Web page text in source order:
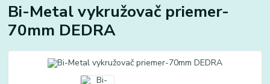
Bi-Metal vykružovač priemer-
70mm DEDRA